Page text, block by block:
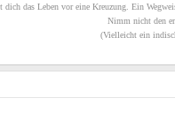
dich das Leben vor eine Kreuzung. Ein
Nimm nicht den
(Vielleicht ein